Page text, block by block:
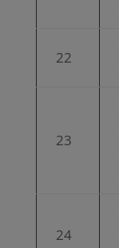
22
23
24